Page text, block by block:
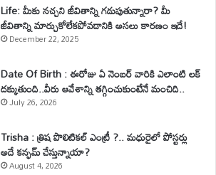
Life: మీకు నచ్చని జీవితాన్ని గడుపుతున్నారా? మీ
జీవితాన్ని మార్చుకోలేకపోవడానికి అసలు కారణం ఇదే!
December 22, 2025
Date Of Birth : ఈరోజు ఏ నెంబర్ వారికి ఎలాంటి లక్
దక్కుతుంది..వీరు ఆవేశాన్ని తగ్గించుకుంటేనే మంచిది..
July 26, 2026
Trisha : త్రిష పొలిటికల్ ఎంట్రీ ?.. మధురైలో పోస్టర్లు
అదే కన్ఫమ్ చేస్తున్నాయా?
August 4, 2026